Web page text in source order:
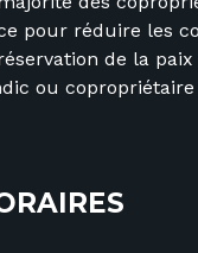
pour réduire les
de la
ou